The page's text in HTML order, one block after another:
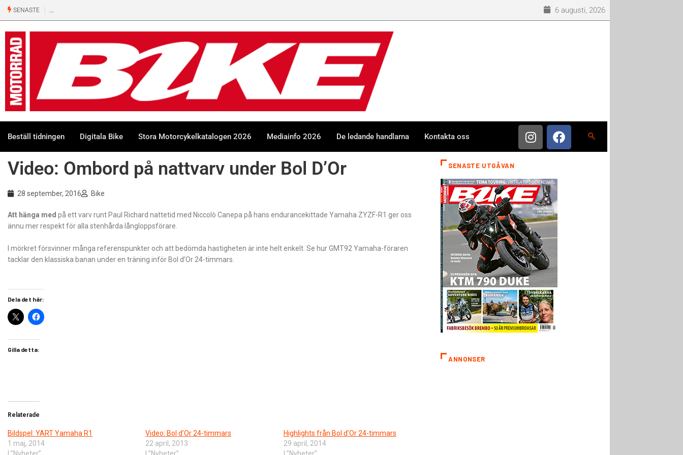
SENASTE 6 augusti, 2026
Beställ tidningen Digitala Bike Stora Motorcykelkatalogen 2026 Mediainfo 2026 De ledande handlarna Kontakta oss
Video: Ombord på nattvarv under Bol D’Or
28 september, 2016 Bike
Att hänga med på ett varv runt Paul Richard nattetid med Niccolò Canepa på hans endurancekittade Yamaha ZYZF-R1 ger oss
ännu mer respekt för alla stenhårda långloppsförare.
I mörkret försvinner många referenspunkter och att bedömda hastigheten är inte helt enkelt. Se hur GMT92 Yamaha-föraren
tacklar den klassiska banan under en träning inför Bol d’Or 24-timmars.
Dela det här:
Gilla detta:
Relaterade
Bildspel: YART Yamaha R1
1 maj, 2014
I ”Nyheter”
Video: Bol d’Or 24-timmars
22 april, 2013
I ”Nyheter”
Highlights från Bol d’Or 24-timmars
29 april, 2014
I ”Nyheter”
SENASTE UTGÅVAN
ANNONSER